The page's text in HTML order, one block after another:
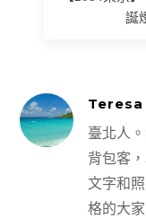
誕
Teresa
臺北人
背包客
文字和
格的大家